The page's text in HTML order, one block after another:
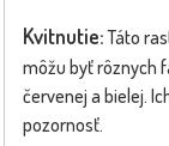
Kvitnutie:Táto
môžu byť rôznych
červenej a bielej.
pozornosť.